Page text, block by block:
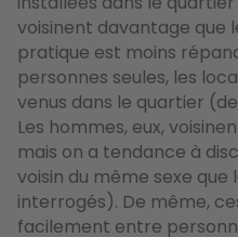
voisinent davantage que
pratique est moins
personnes seules, les
venus dans le quartier
Les hommes, eux,
mais on a tendance à
voisin du même sexe que
interrogés). De même,
facilement entre